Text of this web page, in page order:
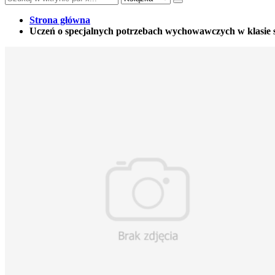
Strona główna
Uczeń o specjalnych potrzebach wychowawczych w klasie